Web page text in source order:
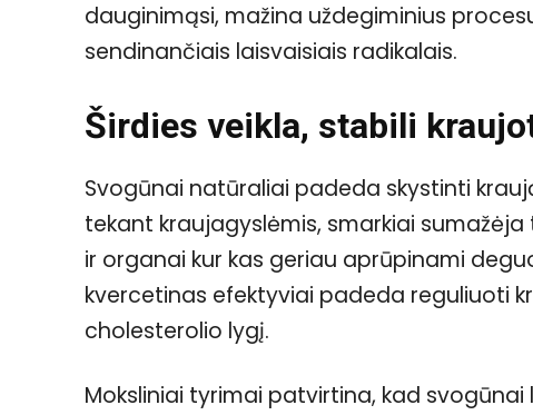
dauginimąsi, mažina uždegiminius
sendinančiais laisvaisiais radikalais.
Širdies veikla, stabili
Svogūnai natūraliai padeda skystinti
tekant kraujagyslėmis, smarkiai
ir organai kur kas geriau aprūpinami
kvercetinas efektyviai padeda reguliuoti
cholesterolio lygį.
Moksliniai tyrimai patvirtina, kad